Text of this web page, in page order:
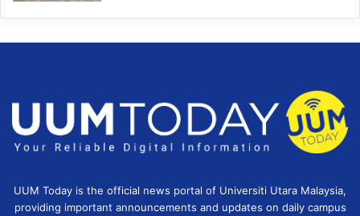
UUM Today is the official news portal of Universiti Utara Malaysia,
providing important announcements and updates on daily campus